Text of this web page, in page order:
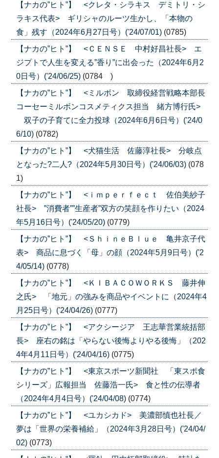
【ナカの”ヒト”】 <クレタ・シラキス デミトリ・シ
ラキス代表> ギリシャのルーツ生かし、「本物の
食」残す（2024年6月27日号）('24/07/01) (0785)
【ナカの”ヒト”】 <ＣＥＮＳＥ 中村好昌社長> エ
ジプトで人生を変える”香り”に出会った（2024年6月2
0日号）('24/06/25) (0784 )
【ナカの”ヒト”】 <ミルボン 取締役経営戦略本部長
コーセーミルボンコスメティクス担当 緒方博行氏>
双子の子育てに全力投球（2024年6月6日号）('24/0
6/10) (0782)
【ナカの”ヒト”】 <犬猫生活 佐藤淳社長> 分岐点
となった?二人?（2024年5月30日号）('24/06/03) (078
1)
【ナカの”ヒト”】 <ｉｍｐｅｒｆｅｃｔ 佐伯美紗子
社長> ”消費者””生産者”双方の笑顔を作りたい（2024
年5月16日号）('24/05/20) (0779)
【ナカの”ヒト”】 <ＳｈｉｎｅＢｌｕｅ 亀井京子代
表> 商品に息づく「母」の顔（2024年5月9日号）('2
4/05/14) (0778)
【ナカの”ヒト”】 <ＫＩＢＡＣＯＷＯＲＫＳ 藤井伸
之氏> 「地元」の強みを商品やイベントに（2024年4
月25日号）('24/04/26) (0777)
【ナカの”ヒト”】 <アクシージア 王志華営業統括部
長> 座右の銘は「やらない後悔よりやる後悔」（202
4年4月11日号）('24/04/16) (0775)
【ナカの”ヒト”】 <東京スポーツ新聞社 「東スポ食
シリーズ」広報担当 佐藤浩一氏> 食と性の伝導者
（2024年4月4日号）('24/04/08) (0774)
【ナカの”ヒト”】 <ユカシカド> 美濃部慎也社長／
夢は「世界の栄養補給」（2024年3月28日号）('24/04/
02) (0773)